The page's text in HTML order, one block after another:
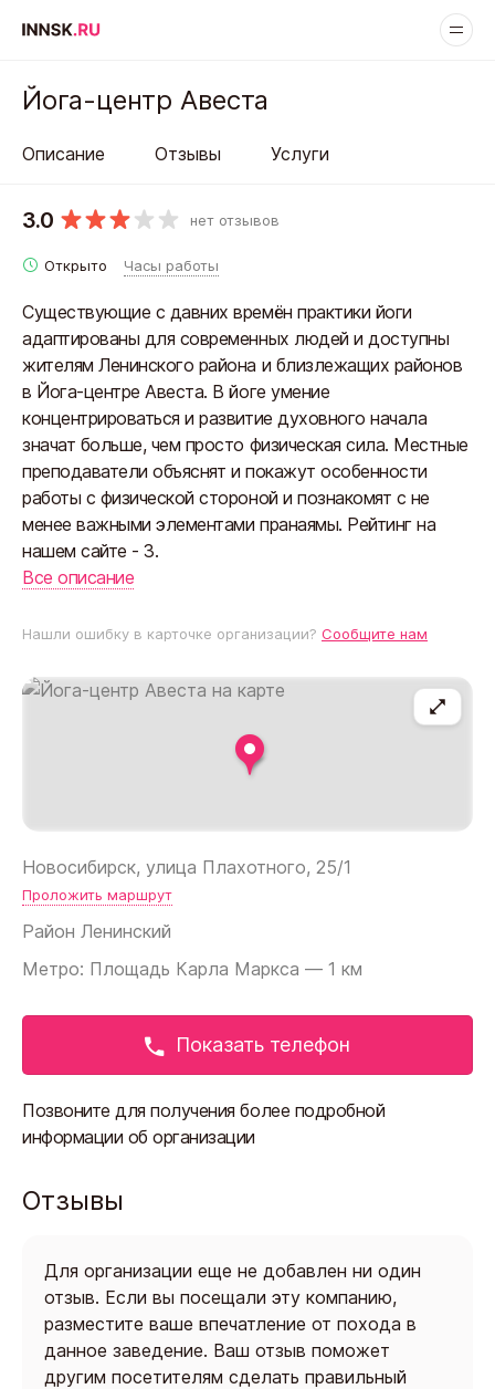
Новосибирск, улица Плахотного, 25/1
Проложить маршрут
Район Ленинский
Метро: Площадь Карла Маркса — 1 км
Показать телефон
Позвоните для получения более подробной
информации об организации
Йога-центр Авеста
Описание Отзывы Услуги
3.0 нет отзывов
Часы работы
Открыто
Существующие с давних времён практики йоги
адаптированы для современных людей и доступны
жителям Ленинского района и близлежащих районов
в Йога-центре Авеста. В йоге умение
концентрироваться и развитие духовного начала
значат больше, чем просто физическая сила. Местные
преподаватели объяснят и покажут особенности
работы с физической стороной и познакомят с не
менее важными элементами пранаямы. Рейтинг на
нашем сайте - 3.
Все описание
Нашли ошибку в карточке организации? Сообщите нам
Отзывы
Для организации еще не добавлен ни один
отзыв. Если вы посещали эту компанию,
разместите ваше впечатление от похода в
данное заведение. Ваш отзыв поможет
другим посетителям сделать правильный